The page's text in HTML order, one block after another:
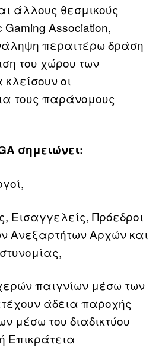
άλλους θεσμικούς
Association,
περαιτέρω δράση
του χώρου των
οι
τους παράνομους
σημειώνει:
Εισαγγελείς, Πρόεδροι
Ανεξαρτήτων Αρχών και
παιγνίων μέσω των
άδεια παροχής
μέσω του διαδικτύου
Επικράτεια